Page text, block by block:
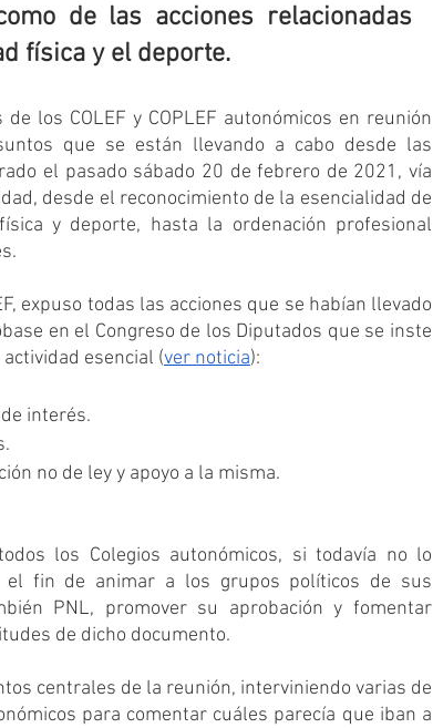
de las acciones relacionadas
física y el deporte.
los COLEF y COPLEF autonómicos en reunión
que se están llevando a cabo desde las
el pasado sábado 20 de febrero de 2021, vía
desde el reconocimiento de la esencialidad de
y deporte, hasta la ordenación profesional
expuso todas las acciones que se habían llevado
en el Congreso de los Diputados que se inste
esencial (ver noticia):
interés.
no de ley y apoyo a la misma.
los Colegios autonómicos, si todavía no lo
el fin de animar a los grupos políticos de sus
PNL, promover su aprobación y fomentar
de dicho documento.
centrales de la reunión, interviniendo varias de
para comentar cuáles parecía que iban a